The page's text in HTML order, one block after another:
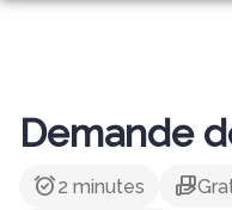
Aller
SERVICES AUX FAMILLES
NOTRE CHAMBRE
Demande
alarm_on2 minutes hand_package